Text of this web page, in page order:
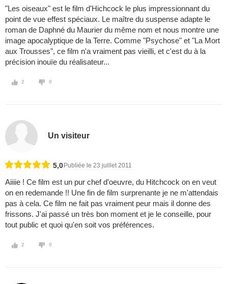
"Les oiseaux" est le film d'Hichcock le plus impressionnant du
point de vue effest spéciaux. Le maître du suspense adapte le
roman de Daphné du Maurier du même nom et nous montre une
image apocalyptique de la Terre. Comme "Psychose" et "La Mort
aux Trousses", ce film n'a vraiment pas vieilli, et c'est du à la
précision inouïe du réalisateur...
2 0
Un visiteur
5,0 Publiée le 23 juillet 2011
Aiiiie ! Ce film est un pur chef d'oeuvre, du Hitchcock on en veut
on en redemande !! Une fin de film surprenante je ne m'attendais
pas à cela. Ce film ne fait pas vraiment peur mais il donne des
frissons. J'ai passé un très bon moment et je le conseille, pour
tout public et quoi qu'en soit vos préférences.
2 0